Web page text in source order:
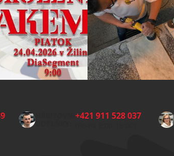
HŘBITOVNÍ+421 911 528 037